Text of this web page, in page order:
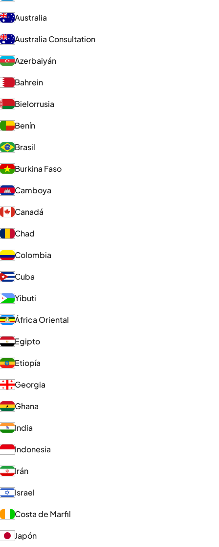
Australia
Australia Consultation
Azerbaiyán
Bahrein
Bielorrusia
Benín
Brasil
Burkina Faso
Camboya
Canadá
Chad
Colombia
Cuba
Yibuti
África Oriental
Egipto
Etiopía
Georgia
Ghana
India
Indonesia
Irán
Israel
Costa de Marfil
Japón